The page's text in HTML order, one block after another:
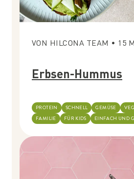
VON HILCONA TEAM • 15
Erbsen-Hummus
PROTEIN SCHNELL GEMÜSE
FAMILIE
FÜR KIDS EINFACH UND